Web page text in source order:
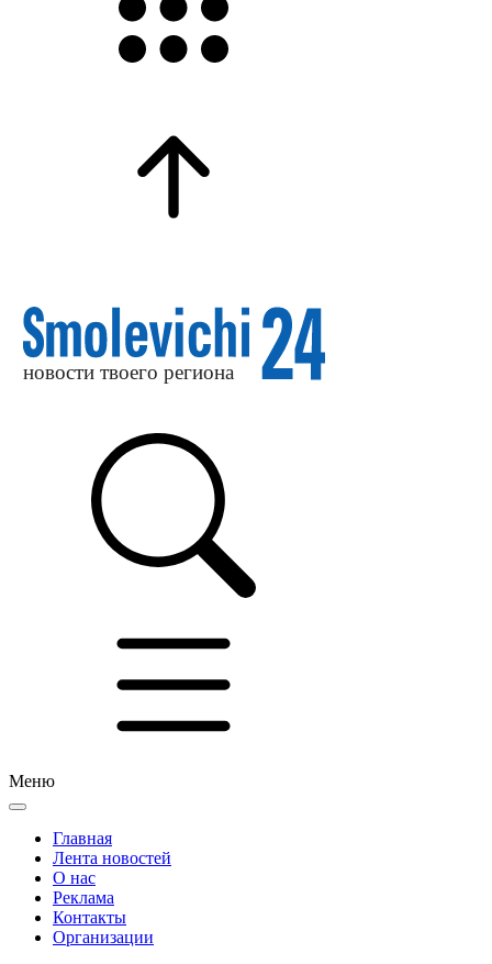
Меню
Главная
Лента новостей
О нас
Реклама
Контакты
Организации